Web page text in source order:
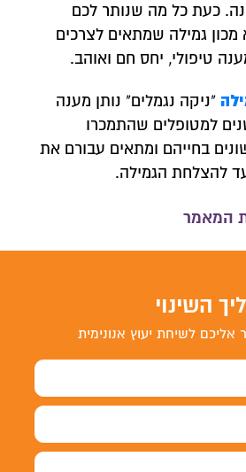
כעת כל מה שנותר לכם
גמילה שמתאים לצרכים
טיפולי, יחס חם ואוהב.
"ניקה נגמלים" נותן מענה
למטופלים שהתמכרו
בחייהם ומתאים עבורם את
להצלחת הגמילה.
המאמר
השינוי
אליכם לשיחת יעוץ אנונימית